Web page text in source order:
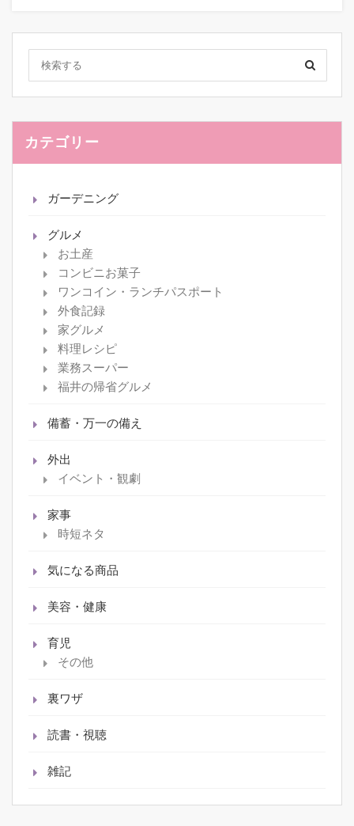
カテゴリー
ガーデニング
グルメ
お土産
コンビニお菓子
ワンコイン・ランチパスポート
外食記録
家グルメ
料理レシピ
業務スーパー
福井の帰省グルメ
備蓄・万一の備え
外出
イベント・観劇
家事
時短ネタ
気になる商品
美容・健康
育児
その他
裏ワザ
読書・視聴
雑記